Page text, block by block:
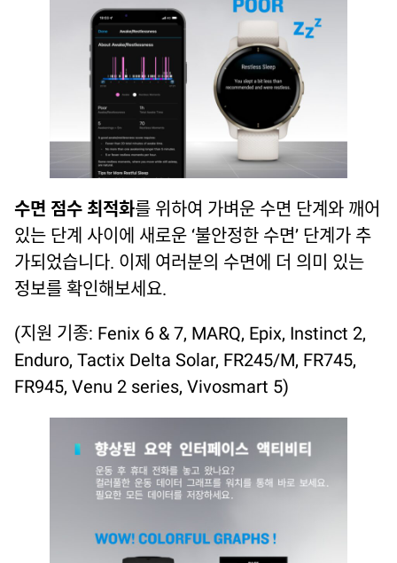
수면 점수 최적화를 위하여 가벼운 수면 단계와 깨어
있는 단계 사이에 새로운 ‘불안정한 수면’ 단계가 추
가되었습니다. 이제 여러분의 수면에 더 의미 있는
정보를 확인해보세요.
(지원 기종: Fenix 6 & 7, MARQ, Epix, Instinct 2,
Enduro, Tactix Delta Solar, FR245/M, FR745,
FR945, Venu 2 series, Vivosmart 5)